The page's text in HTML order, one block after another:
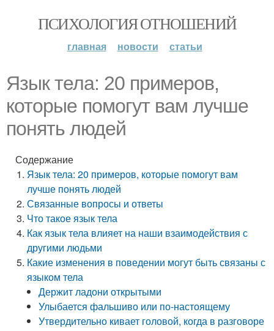
ПСИХОЛОГИЯ ОТНОШЕНИЙ
главная новости статьи
Язык тела: 20 примеров,
которые помогут вам лучше
понять людей
Содержание
Язык тела: 20 примеров, которые помогут вам
лучше понять людей
Связанные вопросы и ответы
Что такое язык тела
Как язык тела влияет на наши взаимодействия с
другими людьми
Какие изменения в поведении могут быть связаны с
языком тела
Держит ладони открытыми
Улыбается фальшиво или по-настоящему
Утвердительно кивает головой, когда в разговоре